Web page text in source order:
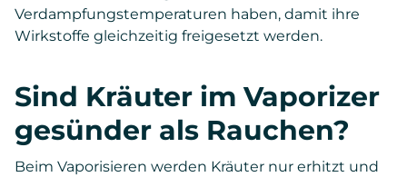
Verdampfungstemperaturen haben, damit ihre
Wirkstoffe gleichzeitig freigesetzt werden.
Sind Kräuter im Vaporizer
gesünder als Rauchen?
Beim Vaporisieren werden Kräuter nur erhitzt und